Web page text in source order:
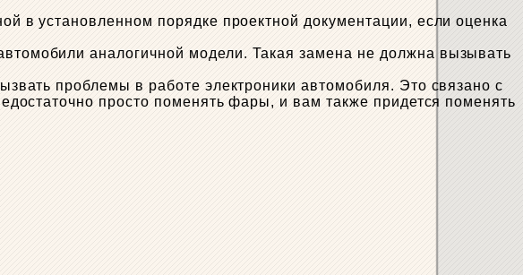
в установленном порядке проектной документации, если оценка
аналогичной модели. Такая замена не должна вызывать
проблемы в работе электроники автомобиля. Это связано с
просто поменять фары, и вам также придется поменять